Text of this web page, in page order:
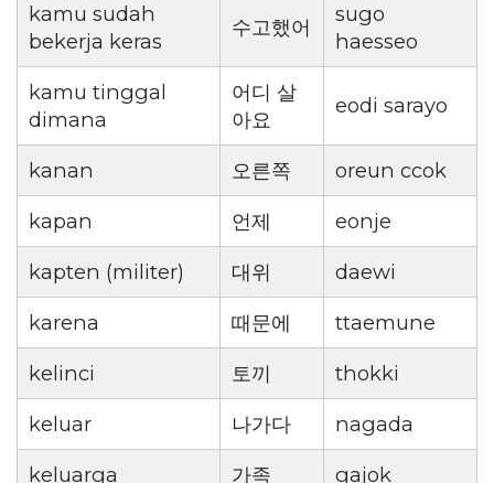
kamu sudah
bekerja keras
수고했어
sugo
haesseo
kamu tinggal
dimana
어디 살
아요
eodi sarayo
kanan 오른쪽
oreun ccok
kapan
언제
eonje
kapten (militer)
대위
daewi
karena
때문에
ttaemune
kelinci
토끼
thokki
keluar
나가다
nagada
keluarga
가족 gajok